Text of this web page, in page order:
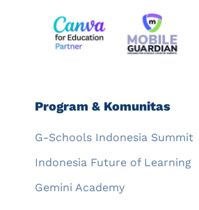
Program & Komunitas
G-Schools Indonesia Summit
Indonesia Future of Learning
Gemini Academy